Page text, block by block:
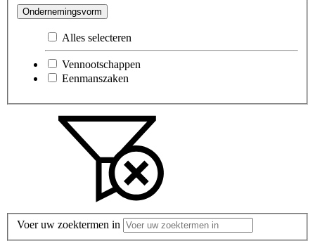
Ondernemingsvorm
Alles selecteren
Vennootschappen
Eenmanszaken
Voer uw zoektermen in